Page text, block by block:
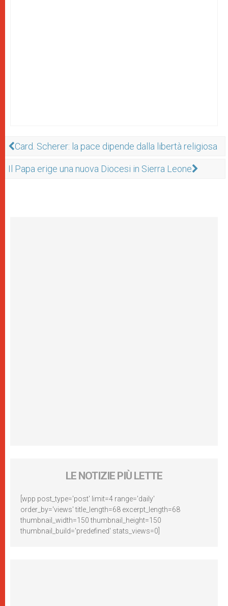
Card. Scherer: la pace dipende dalla libertà religiosa
Il Papa erige una nuova Diocesi in Sierra Leone
LE NOTIZIE PIÙ LETTE
[wpp post_type='post' limit=4 range='daily'
order_by='views' title_length=68 excerpt_length=68
thumbnail_width=150 thumbnail_height=150
thumbnail_build='predefined' stats_views=0]